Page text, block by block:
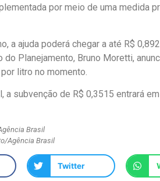
por meio de uma medida
a ajuda poderá chegar a até R$
do Planejamento, Bruno Moretti,
litro no momento.
a subvenção de R$ 0,3515 entrará
Brasil
Agência Brasil
Twitter